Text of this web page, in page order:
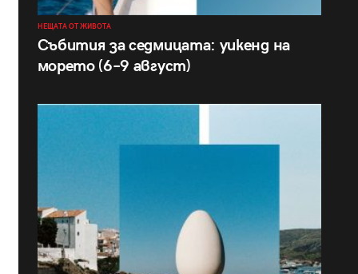
НЕЩАТА ОТ ЖИВОТА
Събития за седмицата: уикенд на
морето (6–9 август)